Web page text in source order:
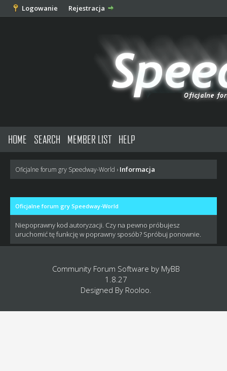
Logowanie Rejestracja
HOME SEARCH MEMBER LIST HELP
Oficjalne forum gry Speedway-World › Informacja
Oficjalne forum gry Speedway-World
Niepoprawny kod autoryzacji. Czy na pewno próbujesz
uruchomić tę funkcję w poprawny sposób? Spróbuj ponownie.
Community Forum Software by MyBB
1.8.27
Designed By Rooloo.